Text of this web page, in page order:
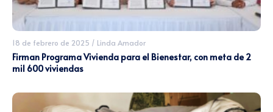
18 de febrero de 2025 / Linda Amador
Firman Programa Vivienda para el Bienestar, con meta de 2
mil 600 viviendas